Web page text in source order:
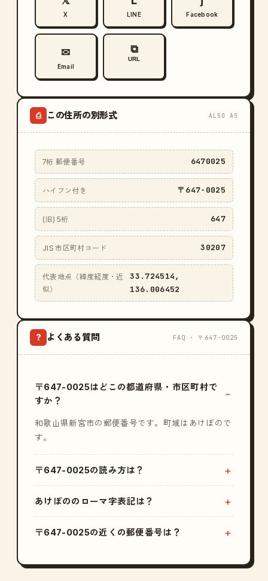
X LINE Facebook
✉
Email
⧉
URL
⎙ この住所の別形式 ALSO AS
7桁 郵便番号 6470025
ハイフン付き 〒647-0025
(旧) 5桁 647
JIS 市区町村コード 30207
代表地点（緯度経度・近
似）
33.724514,
136.006452
? よくある質問 FAQ · 〒647-0025
〒647-0025はどこの都道府県・市区町村で
すか？
和歌山県新宮市の郵便番号です。町域はあけぼので
す。
〒647-0025の読み方は？
あけぼののローマ字表記は？
〒647-0025の近くの郵便番号は？